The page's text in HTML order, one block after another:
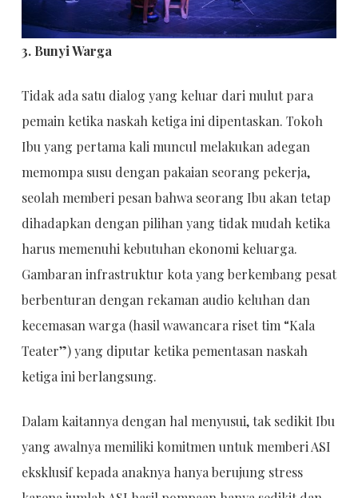
3. Bunyi Warga
Tidak ada satu dialog yang keluar dari mulut para
pemain ketika naskah ketiga ini dipentaskan. Tokoh
Ibu yang pertama kali muncul melakukan adegan
memompa susu dengan pakaian seorang pekerja,
seolah memberi pesan bahwa seorang Ibu akan tetap
dihadapkan dengan pilihan yang tidak mudah ketika
harus memenuhi kebutuhan ekonomi keluarga.
Gambaran infrastruktur kota yang berkembang pesat
berbenturan dengan rekaman audio keluhan dan
kecemasan warga (hasil wawancara riset tim “Kala
Teater”) yang diputar ketika pementasan naskah
ketiga ini berlangsung.
Dalam kaitannya dengan hal menyusui, tak sedikit Ibu
yang awalnya memiliki komitmen untuk memberi ASI
eksklusif kepada anaknya hanya berujung stress